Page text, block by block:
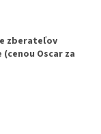
zberateľov
Oscar za